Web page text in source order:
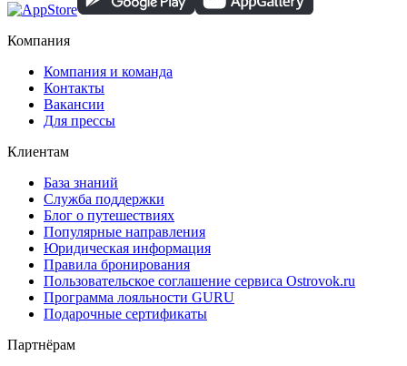
Компания
Компания и команда
Контакты
Вакансии
Для прессы
Клиентам
База знаний
Служба поддержки
Блог о путешествиях
Популярные направления
Юридическая информация
Правила бронирования
Пользовательское соглашение сервиса Ostrovok.ru
Программа лояльности GURU
Подарочные сертификаты
Партнёрам